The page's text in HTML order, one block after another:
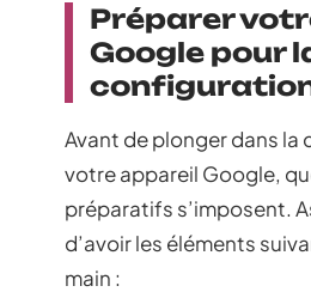
Préparer
Google pour
Avant de plonger dans
votre appareil Google,
préparatifs s’imposent.
d’avoir les éléments
main :